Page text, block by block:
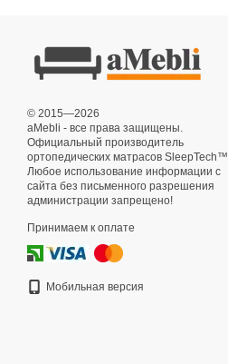
© 2015—2026
aMebli - все права защищены.
Официальный производитель
ортопедических матрасов SleepTech™
Любое использование информации с
сайта без письменного разрешения
администрации запрещено!
Принимаем к оплате
Мобильная версия